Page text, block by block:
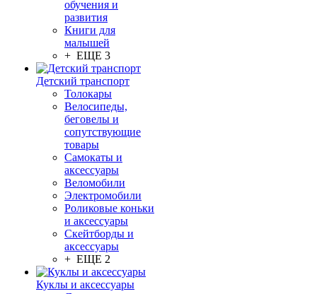
обучения и
развития
Книги для
малышей
+ ЕЩЕ 3
Детский транспорт
Толокары
Велосипеды,
беговелы и
сопутствующие
товары
Самокаты и
аксессуары
Веломобили
Электромобили
Роликовые коньки
и аксессуары
Скейтборды и
аксессуары
+ ЕЩЕ 2
Куклы и аксессуары